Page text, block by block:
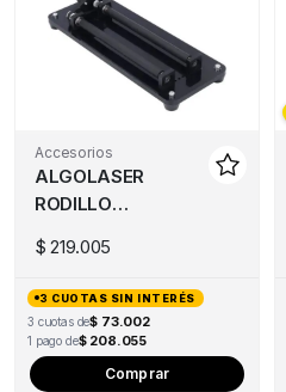
Accesorios
ALGOLASER
RODILLO
ROLLER
SIMPLE
$ 219.005
3 CUOTAS SIN INTERÉS
3 cuotas de$ 73.002
1 pago de$ 208.055
Comprar